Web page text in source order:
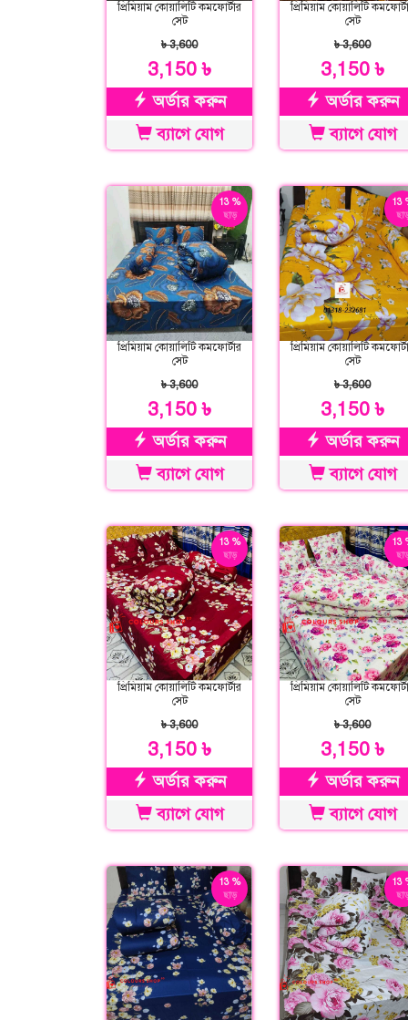
প্রিমিয়াম কোয়ালিটি কমফোর্টার
সেট
৳ 3,600
3,150 ৳
অর্ডার করুন
ব্যাগে যোগ
প্রিমিয়াম কোয়ালিটি
সেট
৳ 3,600
3,150 ৳
অর্ডার করুন
ব্যাগে যোগ
13 %
ছাড়
প্রিমিয়াম কোয়ালিটি কমফোর্টার
সেট
৳ 3,600
3,150 ৳
অর্ডার করুন
ব্যাগে যোগ
13
প্রিমিয়াম কোয়ালিটি
সেট
৳ 3,600
3,150 ৳
অর্ডার করুন
ব্যাগে যোগ
13 %
ছাড়
প্রিমিয়াম কোয়ালিটি কমফোর্টার
সেট
৳ 3,600
3,150 ৳
অর্ডার করুন
ব্যাগে যোগ
13
প্রিমিয়াম কোয়ালিটি
সেট
৳ 3,600
3,150 ৳
অর্ডার করুন
ব্যাগে যোগ
13 %
ছাড়
13